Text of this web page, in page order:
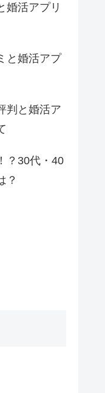
婚活アプリ
と婚活アプ
判と婚活ア
？30代・40
？